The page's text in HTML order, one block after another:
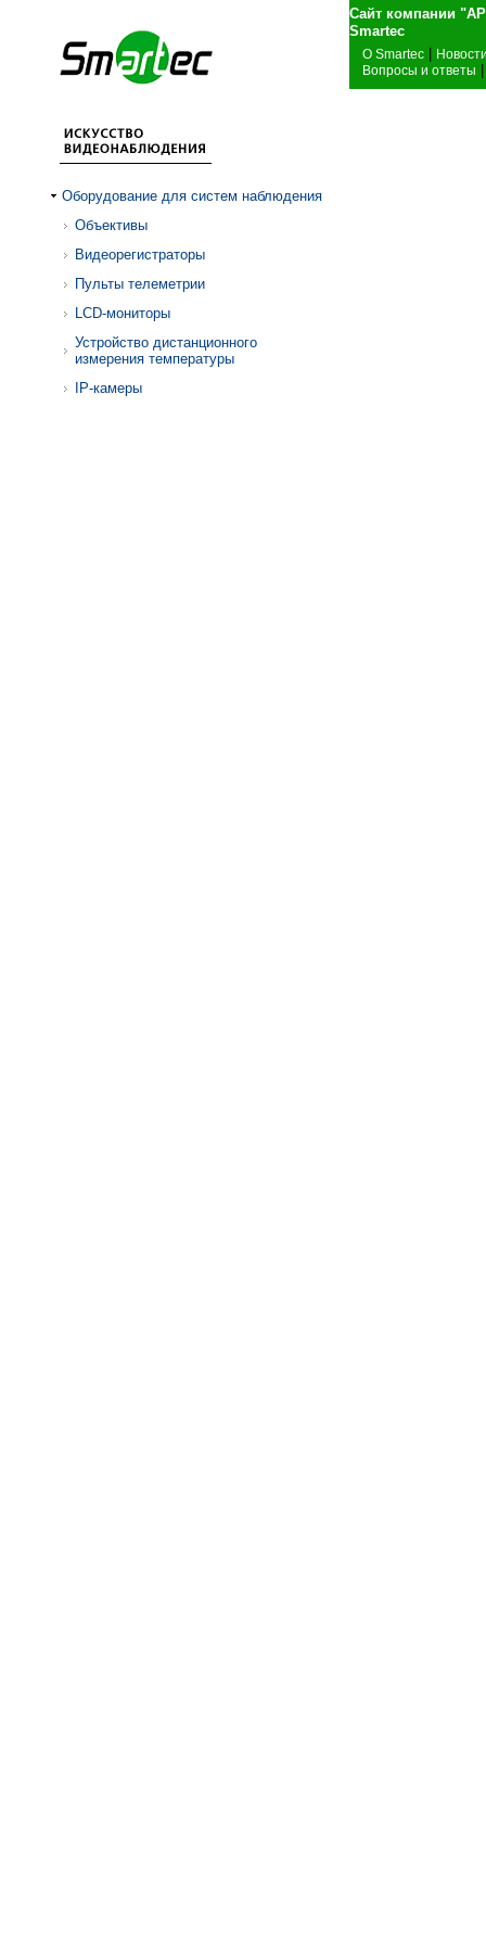
Сайт компании
О Smartec
Вопросы и ответы
Оборудование для систем наблюдения
Объективы
Видеорегистраторы
Пульты телеметрии
LCD-мониторы
Устройство дистанционного
измерения температуры
IP-камеры